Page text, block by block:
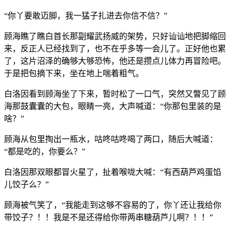
“你丫要敢迈脚，我一猛子扎进去你信不信？”
顾海瞧了瞧白首长那副耀武扬威的架势，只好讪讪地把脚缩回
来，反正人已经找到了，也不在乎多等一会儿了。正好他也累
了，这片沼泽的确够大够恐怖，他还是攒点儿体力再冒险吧。
于是把包摘下来，坐在地上喘着粗气。
白洛因看到顾海坐了下来，暂时松了一口气，突然又瞥见了顾
海那鼓囊囊的大包，眼睛一亮，大声喊道：“你那包里装的是
啥？”
顾海从包里掏出一瓶水，咕咚咕咚喝了两口，随后大喊道：
“都是吃的，你要么？”
白洛因那双眼都冒火星了，扯着喉咙大喊：“有西葫芦鸡蛋馅
儿饺子么？”
顾海被气笑了，“我能走到这够不容易的了，你丫还让我给你
带饺子？！！我是不是还得给你带两串糖葫芦儿啊？！！”